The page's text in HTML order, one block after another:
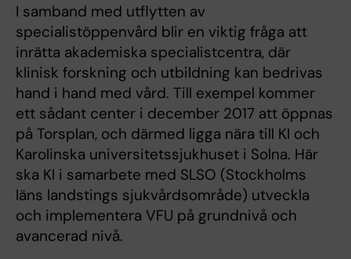
I samband med utflytten av
specialistöppenvård blir en viktig fråga att
inrätta akademiska specialistcentra, där
klinisk forskning och utbildning kan bedrivas
hand i hand med vård. Till exempel kommer
ett sådant center i december 2017 att öppnas
på Torsplan, och därmed ligga nära till KI och
Karolinska universitetssjukhuset i Solna. Här
ska KI i samarbete med SLSO (Stockholms
läns landstings sjukvårdsområde) utveckla
och implementera VFU på grundnivå och
avancerad nivå.